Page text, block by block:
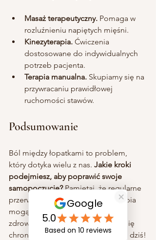
Masaż terapeutyczny. Pomaga w
rozluźnieniu napiętych mięśni.
Kinezyterapia. Ćwiczenia
dostosowane do indywidualnych
potrzeb pacjenta.
Terapia manualna. Skupiamy się na
przywracaniu prawidłowej
ruchomości stawów.
Podsumowanie
Ból między łopatkami to problem,
który dotyka wielu z nas. Jakie kroki
podejmiesz, aby poprawić swoje
samopoczucie? Pamiętaj, że regularne
przerwy, rozciąganie oraz fizjoterapia
mogą znacząco wpłynąć na Twoje
zdrowie. Nie czekaj, aż ból stanie się
chroniczny. Zrób coś dla siebie już dziś!